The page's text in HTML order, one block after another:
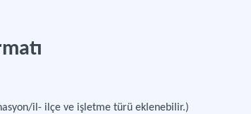
il- ilçe ve işletme türü eklenebilir.)